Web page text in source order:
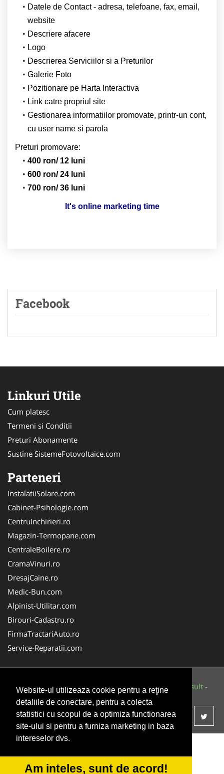
Website-ul utilizeaza cookie pentru a reţine
detaliile de conectare, pentru a colecta
statistici cu scopul de a optimiza functionarea
site-ului si pentru a furniza marketing in baza
intereselor dvs.
Am inteles, sunt de acord!
Datele de Contact - adresa, telefoane, fax, email,
website
Descriere afacere
Logo
Descrierea Serviciilor si a Preturilor
Galerie Foto
Pozitionare pe Harta Interactiva
Link catre propriul site
Gestionarea informatiilor promovate, printr-un cont,
cu user name si parola
Preturi promovare:
400 ron/ 12 luni
600 ron/ 24 luni
700 ron/ 36 luni
It's online marketing time
Facebook
Linkuri Utile
Cum platesc
Termeni si Conditii
Preturi Abonamente
Sustine SistemeFotovoltaice.com
Parteneri
InstalatiiSolare.com
Cabinet-Psihologie.com
CentruInchirieri.ro
Magazin-Termopane.com
CentraleBoilere.ro
CramaVinuri.ro
DresajCaine.ro
Medic-Bun.com
Alpinist-Utilitar.com
Birouri-Cadastru.ro
FirmaTractariAuto.ro
Service-Reparatii.com
© 2014-2026 Powered byVilonMedia& Tokaido Consult -
ANPC SOL